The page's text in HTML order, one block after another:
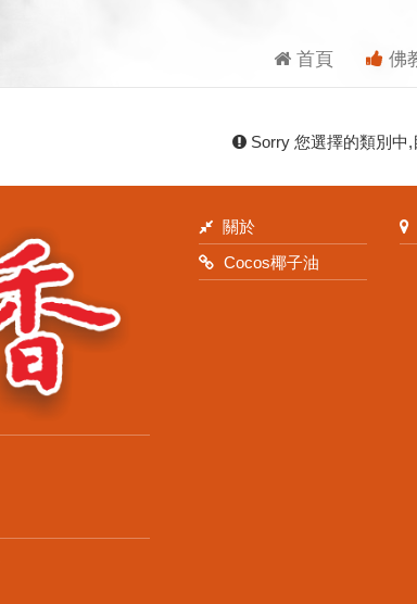
首頁 佛
Sorry 您選擇的類別中,
關於
Cocos椰子油